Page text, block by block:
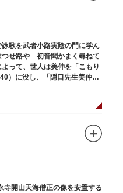
歌を武者小路実陰の門に学ん
つせ路や 初音聞かまく尋ねて
って、世人は美仲を「こもり
）に没し、「隠口先生美仲甫
）にあります。
寺開山天海僧正の像を安置する